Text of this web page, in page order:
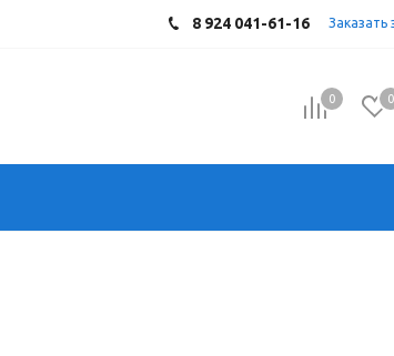
8 924 041-61-16 Заказать
0 0